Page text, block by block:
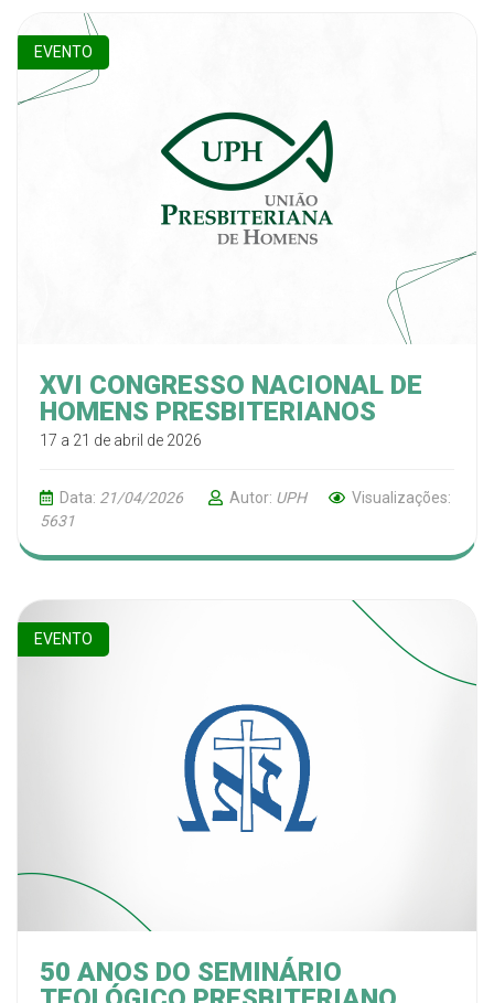
EVENTO
XVI CONGRESSO NACIONAL DE
HOMENS PRESBITERIANOS
17 a 21 de abril de 2026
Data: 21/04/2026 Autor: UPH
Visualizações:
5631
EVENTO
50 ANOS DO SEMINÁRIO